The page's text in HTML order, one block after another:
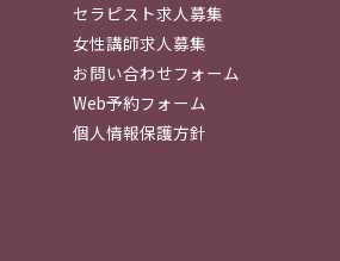
セラピスト求人募集
女性講師求人募集
お問い合わせフォーム
Web予約フォーム
個人情報保護方針